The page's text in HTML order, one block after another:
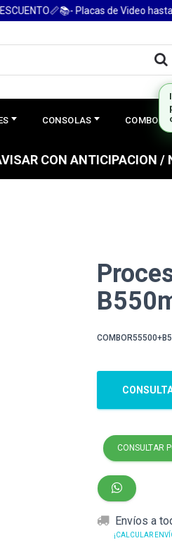
Placas de Video hasta
CONSOLAS COMBOS
CON ANTICIPACION /
CONSULTAR
Envíos a
¡CALCULAR